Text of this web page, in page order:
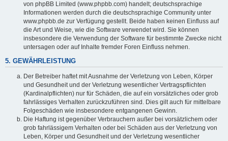
von phpBB Limited (www.phpbb.com) handelt; deutschsprachige
Informationen werden durch die deutschsprachige Community unter
www.phpbb.de zur Verfügung gestellt. Beide haben keinen Einfluss auf
die Art und Weise, wie die Software verwendet wird. Sie können
insbesondere die Verwendung der Software für bestimmte Zwecke nicht
untersagen oder auf Inhalte fremder Foren Einfluss nehmen.
5. GEWÄHRLEISTUNG
Der Betreiber haftet mit Ausnahme der Verletzung von Leben, Körper
und Gesundheit und der Verletzung wesentlicher Vertragspflichten
(Kardinalpflichten) nur für Schäden, die auf ein vorsätzliches oder grob
fahrlässiges Verhalten zurückzuführen sind. Dies gilt auch für mittelbare
Folgeschäden wie insbesondere entgangenen Gewinn.
Die Haftung ist gegenüber Verbrauchern außer bei vorsätzlichem oder
grob fahrlässigem Verhalten oder bei Schäden aus der Verletzung von
Leben, Körper und Gesundheit und der Verletzung wesentlicher